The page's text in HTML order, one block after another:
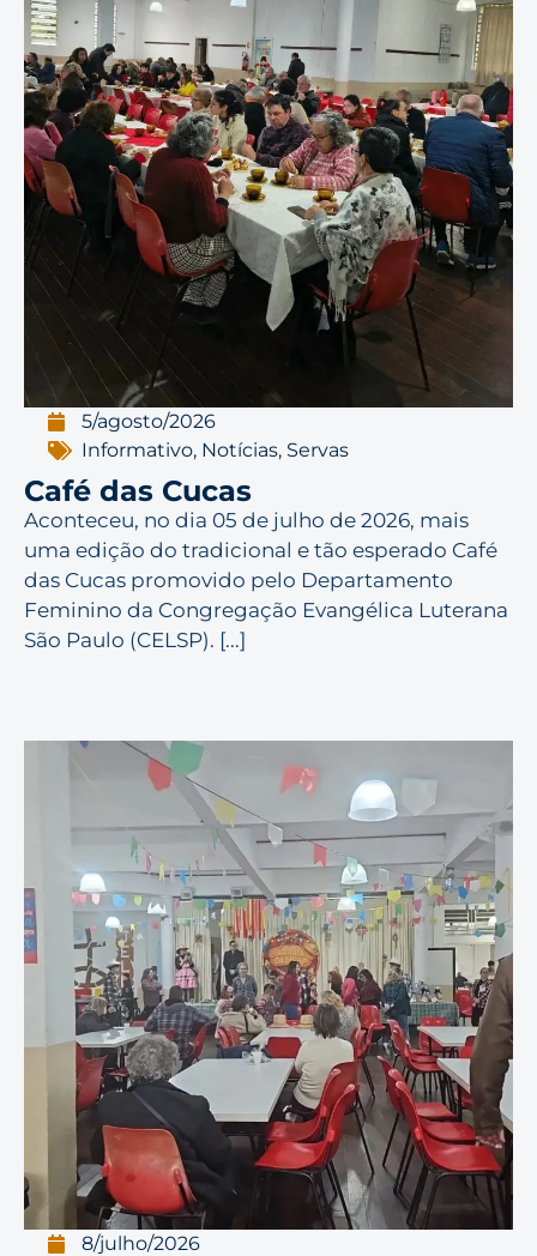
5/agosto/2026
Informativo, Notícias, Servas
Café das Cucas
Aconteceu, no dia 05 de julho de 2026, mais
uma edição do tradicional e tão esperado Café
das Cucas promovido pelo Departamento
Feminino da Congregação Evangélica Luterana
São Paulo (CELSP). [...]
8/julho/2026